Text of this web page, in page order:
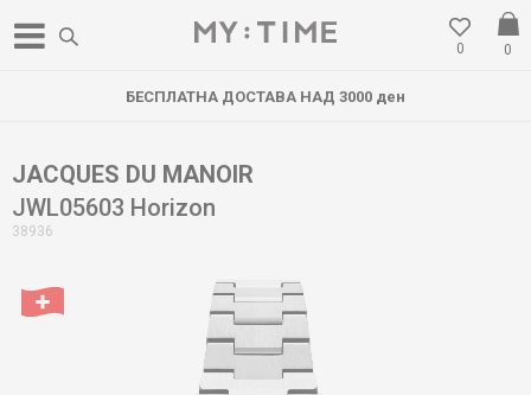
0
0
БЕСПЛАТНА ДОСТАВА НАД 3000 ден
JACQUES DU MANOIR
JWL05603 Horizon
38936